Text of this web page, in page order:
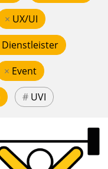
× UX/UI
Dienstleister
× Event
# UVI